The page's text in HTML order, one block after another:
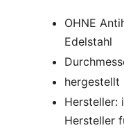
OHNE
Edelstahl
hergestellt
Hersteller:
Hersteller